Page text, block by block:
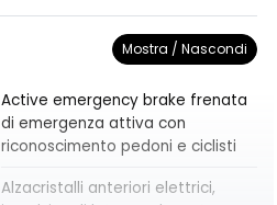
Mostra / Nascondi
Active emergency brake frenata
di emergenza attiva con
riconoscimento pedoni e ciclisti
Alzacristalli anteriori elettrici,